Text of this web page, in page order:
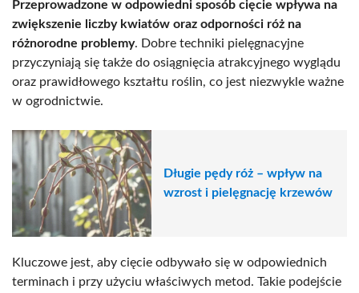
Przeprowadzone w odpowiedni sposób cięcie wpływa na
zwiększenie liczby kwiatów oraz odporności róż na
różnorodne problemy. Dobre techniki pielęgnacyjne
przyczyniają się także do osiągnięcia atrakcyjnego wyglądu
oraz prawidłowego kształtu roślin, co jest niezwykle ważne
w ogrodnictwie.
Długie pędy róż – wpływ na
wzrost i pielęgnację krzewów
Kluczowe jest, aby cięcie odbywało się w odpowiednich
terminach i przy użyciu właściwych metod. Takie podejście